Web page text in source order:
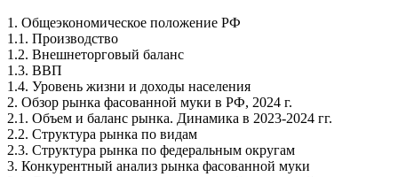
1. Общеэкономическое положение РФ
1.1. Производство
1.2. Внешнеторговый баланс
1.3. ВВП
1.4. Уровень жизни и доходы населения
2. Обзор рынка фасованной муки в РФ, 2024 г.
2.1. Объем и баланс рынка. Динамика в 2023-2024 гг.
2.2. Структура рынка по видам
2.3. Структура рынка по федеральным округам
3. Конкурентный анализ рынка фасованной муки